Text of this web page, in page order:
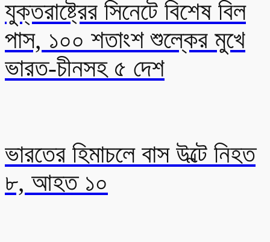
যুক্তরাষ্ট্রের সিনেটে বিশেষ বিল
পাস, ১০০ শতাংশ শুল্কের মুখে
ভারত-চীনসহ ৫ দেশ
ভারতের হিমাচলে বাস উল্টে নিহত
৮, আহত ১০